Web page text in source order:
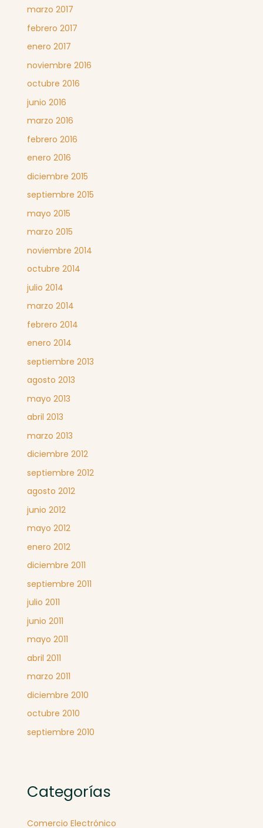
marzo 2017
febrero 2017
enero 2017
noviembre 2016
octubre 2016
junio 2016
marzo 2016
febrero 2016
enero 2016
diciembre 2015
septiembre 2015
mayo 2015
marzo 2015
noviembre 2014
octubre 2014
julio 2014
marzo 2014
febrero 2014
enero 2014
septiembre 2013
agosto 2013
mayo 2013
abril 2013
marzo 2013
diciembre 2012
septiembre 2012
agosto 2012
junio 2012
mayo 2012
enero 2012
diciembre 2011
septiembre 2011
julio 2011
junio 2011
mayo 2011
abril 2011
marzo 2011
diciembre 2010
octubre 2010
septiembre 2010
Categorías
Comercio Electrónico